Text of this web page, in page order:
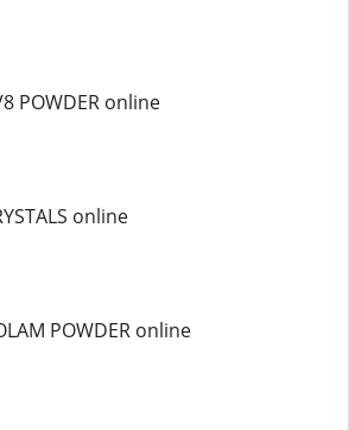
POWDER online
online
POWDER online